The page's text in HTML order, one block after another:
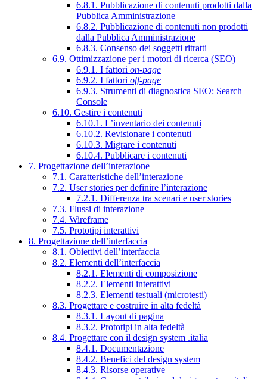
6.8.1. Pubblicazione di contenuti prodotti dalla
Pubblica Amministrazione
6.8.2. Pubblicazione di contenuti non prodotti
dalla Pubblica Amministrazione
6.8.3. Consenso dei soggetti ritratti
6.9. Ottimizzazione per i motori di ricerca (SEO)
6.9.1. I fattori on-page
6.9.2. I fattori off-page
6.9.3. Strumenti di diagnostica SEO: Search
Console
6.10. Gestire i contenuti
6.10.1. L’inventario dei contenuti
6.10.2. Revisionare i contenuti
6.10.3. Migrare i contenuti
6.10.4. Pubblicare i contenuti
7. Progettazione dell’interazione
7.1. Caratteristiche dell’interazione
7.2. User stories per definire l’interazione
7.2.1. Differenza tra scenari e user stories
7.3. Flussi di interazione
7.4. Wireframe
7.5. Prototipi interattivi
8. Progettazione dell’interfaccia
8.1. Obiettivi dell’interfaccia
8.2. Elementi dell’interfaccia
8.2.1. Elementi di composizione
8.2.2. Elementi interattivi
8.2.3. Elementi testuali (microtesti)
8.3. Progettare e costruire in alta fedeltà
8.3.1. Layout di pagina
8.3.2. Prototipi in alta fedeltà
8.4. Progettare con il design system .italia
8.4.1. Documentazione
8.4.2. Benefici del design system
8.4.3. Risorse operative